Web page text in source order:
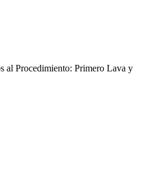
al Procedimiento: Primero Lava y